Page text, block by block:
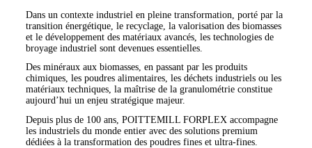
Dans un contexte industriel en pleine transformation, porté par la
transition énergétique, le recyclage, la valorisation des biomasses
et le développement des matériaux avancés, les technologies de
broyage industriel sont devenues essentielles.
Des minéraux aux biomasses, en passant par les produits
chimiques, les poudres alimentaires, les déchets industriels ou les
matériaux techniques, la maîtrise de la granulométrie constitue
aujourd’hui un enjeu stratégique majeur.
Depuis plus de 100 ans, POITTEMILL FORPLEX accompagne
les industriels du monde entier avec des solutions premium
dédiées à la transformation des poudres fines et ultra-fines.